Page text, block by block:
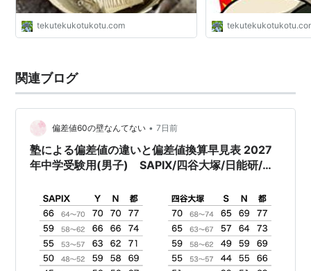
tekutekukotukotu.com
関連ブログ
偏差値60の壁なんてない • 7日前
塾による偏差値の違いと偏差値換算早見表 2027
年中学受験用(男子) SAPIX/四谷大塚/日能研/首